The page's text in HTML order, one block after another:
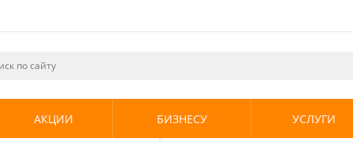
и
использования.
.
АКЦИИ БИЗНЕСУ УСЛУГИ